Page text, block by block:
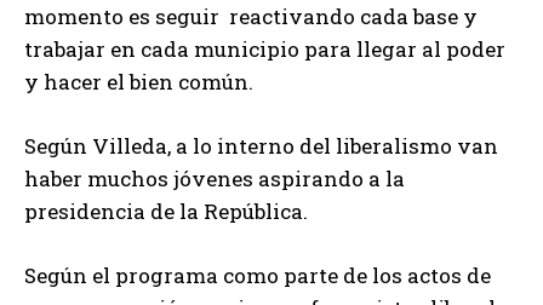
momento es seguir reactivando cada base y
trabajar en cada municipio para llegar al poder
y hacer el bien común.
Según Villeda, a lo interno del liberalismo van
haber muchos jóvenes aspirando a la
presidencia de la República.
Según el programa como parte de los actos de